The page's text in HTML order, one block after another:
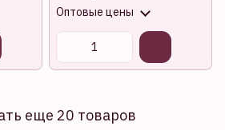
Оптовые цены
еще 20 товаров